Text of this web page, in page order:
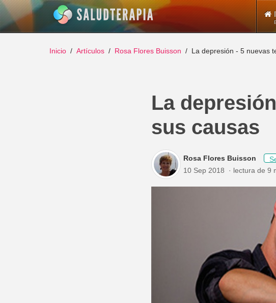
Inicio Artículos Rosa Flores Buisson La depresión - 5 nuevas
La
sus causas
Rosa Flores Buisson
10 Sep 2018
lectura de 9